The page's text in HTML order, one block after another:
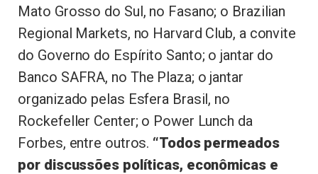
Mato Grosso do Sul, no Fasano; o Brazilian
Regional Markets, no Harvard Club, a convite
do Governo do Espírito Santo; o jantar do
Banco SAFRA, no The Plaza; o jantar
organizado pelas Esfera Brasil, no
Rockefeller Center; o Power Lunch da
Forbes, entre outros. “Todos permeados
por discussões políticas, econômicas e